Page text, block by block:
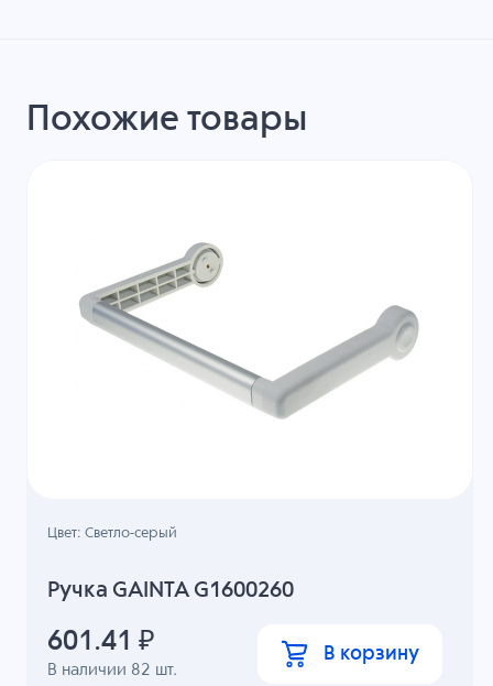
Похожие товары
Ручка GAINTA G1600260
В наличии 82 шт.
Цвет: Светло-серый
601.41 ₽ В корзину